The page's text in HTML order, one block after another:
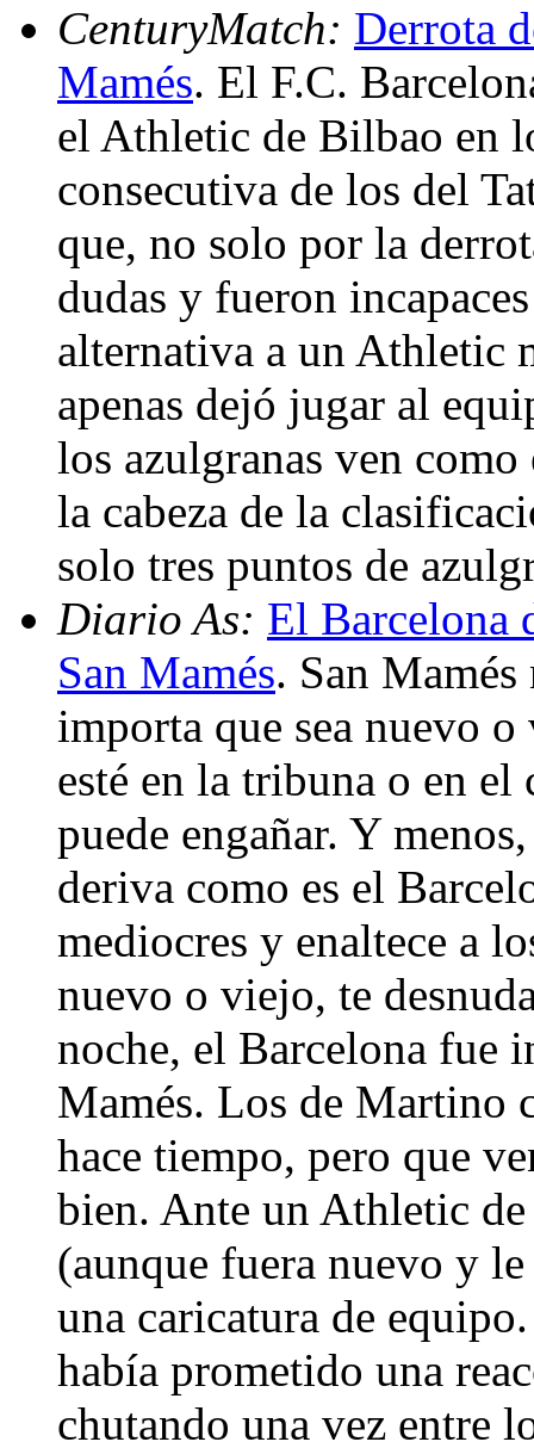
CenturyMatch: Derrota
Mamés. El F.C.
el Athletic de Bilbao en
consecutiva de los del
que, no solo por la
dudas y fueron
alternativa a un Athletic
apenas dejó jugar al
los azulgranas ven
la cabeza de la
solo tres puntos de
Diario As: El Barcelona
San Mamés. San
importa que sea nuevo
esté en la tribuna o en el
puede engañar. Y
deriva como es el
mediocres y enaltece a
nuevo o viejo, te
noche, el Barcelona fue
Mamés. Los de Martino
hace tiempo, pero que
bien. Ante un Athletic
(aunque fuera nuevo y
una caricatura de
había prometido una
chutando una vez entre